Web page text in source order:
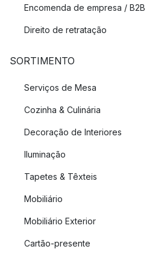
Encomenda de empresa / B2B
Direito de retratação
SORTIMENTO
Serviços de Mesa
Cozinha & Culinária
Decoração de Interiores
Iluminação
Tapetes & Têxteis
Mobiliário
Mobiliário Exterior
Cartão-presente